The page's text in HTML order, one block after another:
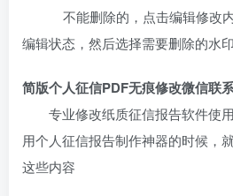
不能删除的，点击编辑修改内
编辑状态，然后选择需要删除的水
简版个人征信PDF无痕修改微信联
专业修改纸质征信报告软件使
用个人征信报告制作神器的时候，
这些内容